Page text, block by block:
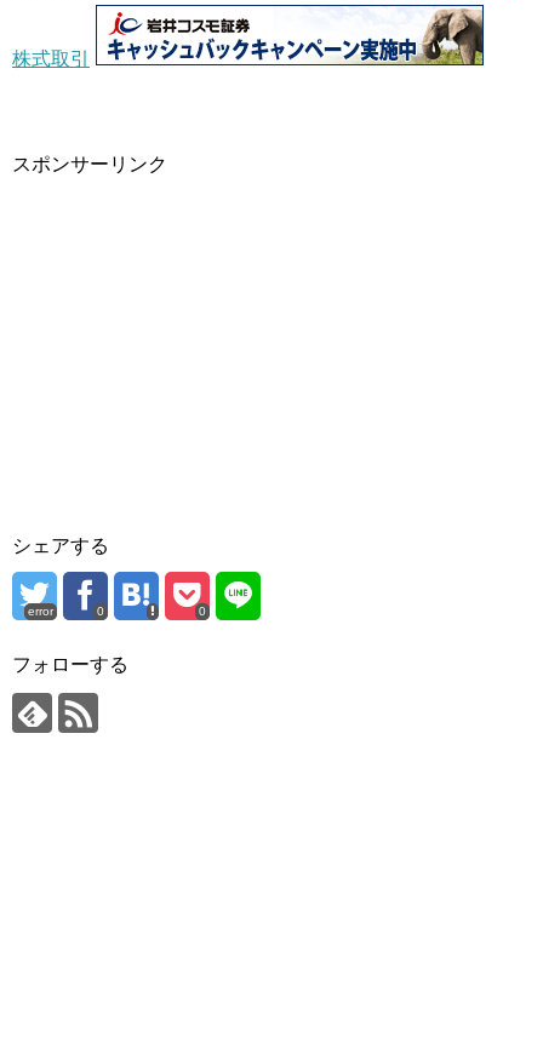
株式取引
スポンサーリンク
シェアする
error 0 0
フォローする